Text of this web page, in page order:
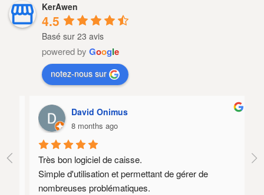
KerAwen
4.5
Basé sur 23 avis
powered by Google
notez-nous sur
David Onimus
8 months ago
Très bon logiciel de caisse.
Simple d'utilisation et permettant de gérer de
nombreuses problématiques.